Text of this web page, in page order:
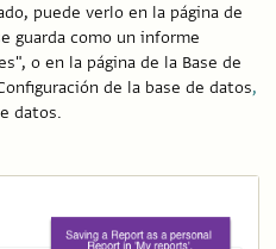
puede verlo en la página de
guarda como un informe
o en la página de la Base de
de la base de datos,
datos.